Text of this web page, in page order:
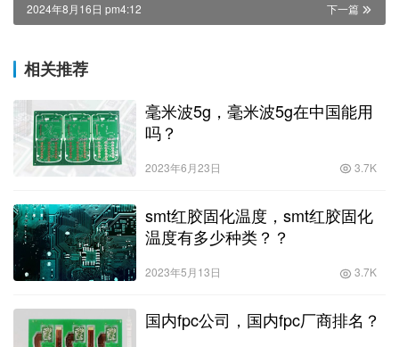
下一篇
2024年8月16日 pm4:12
相关推荐
毫米波5g，毫米波5g在中国能用
吗？
2023年6月23日 3.7K
smt红胶固化温度，smt红胶固化
温度有多少种类？？
2023年5月13日 3.7K
国内fpc公司，国内fpc厂商排名？